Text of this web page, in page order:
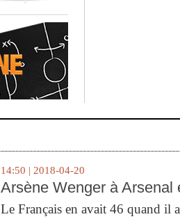
14:50 | 2018-04-20
Arsène Wenger à Arsenal
Le Français en avait 46 quand il